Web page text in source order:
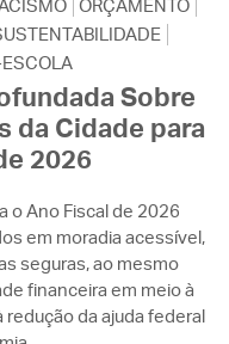
ORÇAMENTO
Sobre
da Cidade para
2026
o Ano Fiscal de 2026
em moradia acessível,
seguras, ao mesmo
financeira em meio à
da ajuda federal